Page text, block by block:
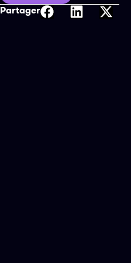
Partager